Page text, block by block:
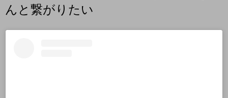
んと繋がりたい